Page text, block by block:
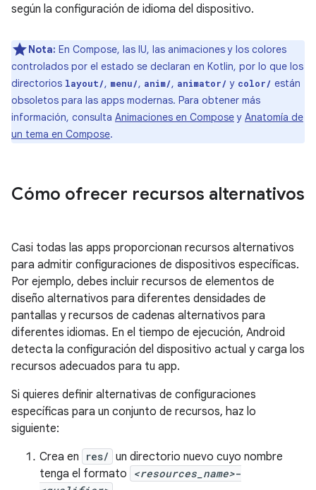
según la configuración de idioma del dispositivo.
Nota: En Compose, las IU, las animaciones y los colores
controlados por el estado se declaran en Kotlin, por lo que los
directorios layout/, menu/, anim/, animator/ y color/ están
obsoletos para las apps modernas. Para obtener más
información, consulta Animaciones en Composey Anatomía de
un tema en Compose.
Cómo ofrecer recursos alternativos
Casi todas las apps proporcionan recursos alternativos
para admitir configuraciones de dispositivos específicas.
Por ejemplo, debes incluir recursos de elementos de
diseño alternativos para diferentes densidades de
pantallas y recursos de cadenas alternativos para
diferentes idiomas. En el tiempo de ejecución, Android
detecta la configuración del dispositivo actual y carga los
recursos adecuados para tu app.
Si quieres definir alternativas de configuraciones
específicas para un conjunto de recursos, haz lo
siguiente:
Crea en
res/ un directorio nuevo cuyo nombre
tenga el formato
<resources_name>-